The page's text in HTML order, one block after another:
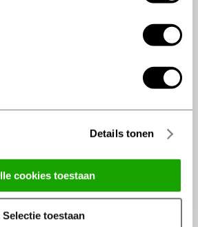
Details tonen
alle cookies toestaan
selectie toestaan
245/40 R18 93Y
245/50 R18 100Y
255/35 R18 94Y
255/40 R18 95Y
255/45 R18 99Y